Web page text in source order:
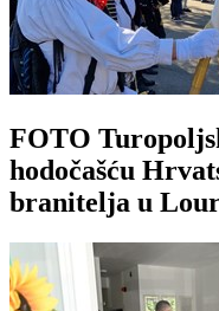
FOTO
hodočašću
branitelja u